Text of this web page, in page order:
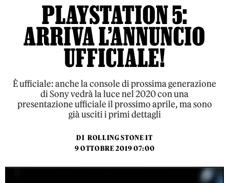
PLAYSTATION 5:
ARRIVA L’ANNUNCIO
UFFICIALE!
È ufficiale: anche la console di prossima generazione
di Sony vedrà la luce nel 2020 con una
presentazione ufficiale il prossimo aprile, ma sono
già usciti i primi dettagli
DI ROLLING STONE IT
9 OTTOBRE 2019 07:00